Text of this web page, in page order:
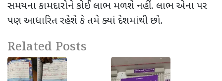
સમયના કામદારોને કોઈ લાભ મળશે નહીં. લાભ એના પર
પણ આધારિત રહેશે કે તમે ક્યાં દેશમાંથી છો.
Related Posts